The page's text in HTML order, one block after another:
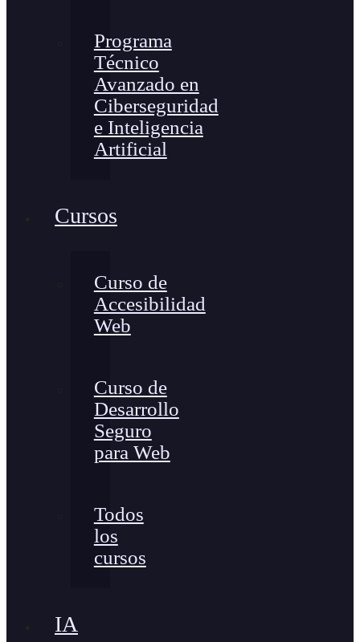
Programa
Técnico
Avanzado en
Ciberseguridad
e Inteligencia
Artificial
Cursos
Curso de
Accesibilidad
Web
Curso de
Desarrollo
Seguro
para Web
Todos
los
cursos
IA